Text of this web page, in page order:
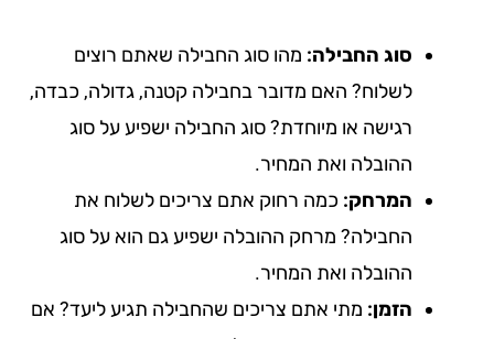
סוג החבילה:מהו סוג החבילה שאתם רוצים
לשלוח? האם מדובר בחבילה קטנה, גדולה, כבדה,
רגישה או מיוחדת? סוג החבילה ישפיע על סוג
ההובלה ואת המחיר.
המרחק:כמה רחוק אתם צריכים לשלוח את
החבילה? מרחק ההובלה ישפיע גם הוא על סוג
ההובלה ואת המחיר.
הזמן:מתי אתם צריכים שהחבילה תגיע ליעד? אם